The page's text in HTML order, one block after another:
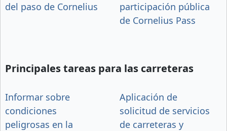
del paso de Cornelius
participación pública
de Cornelius Pass
Principales tareas para las carreteras
Informar sobre
condiciones
peligrosas en la
Aplicación de
solicitud de servicios
de carreteras y